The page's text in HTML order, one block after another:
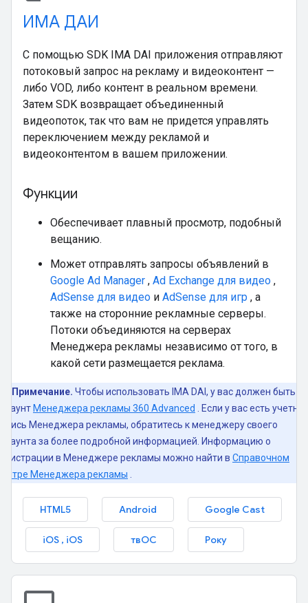
ИМА ДАИ
С помощью SDK IMA DAI приложения отправляют
потоковый запрос на рекламу и видеоконтент —
либо VOD, либо контент в реальном времени.
Затем SDK возвращает объединенный
видеопоток, так что вам не придется управлять
переключением между рекламой и
видеоконтентом в вашем приложении.
Функции
Обеспечивает плавный просмотр, подобный
вещанию.
Может отправлять запросы объявлений в
Google Ad Manager , Ad Exchange для видео ,
AdSense для видео и AdSense для игр , а
также на сторонние рекламные серверы.
Потоки объединяются на серверах
Менеджера рекламы независимо от того, в
какой сети размещается реклама.
Примечание. Чтобы использовать IMA DAI, у вас должен быть
Менеджера рекламы 360 Advanced
. Если у вас есть
Менеджера рекламы, обратитесь к менеджеру своего
за более подробной информацией. Информацию о
в Менеджере рекламы можно найти в Справочном
Менеджера рекламы
HTML5 Android Google Cast
iOS , iOS твОС Року